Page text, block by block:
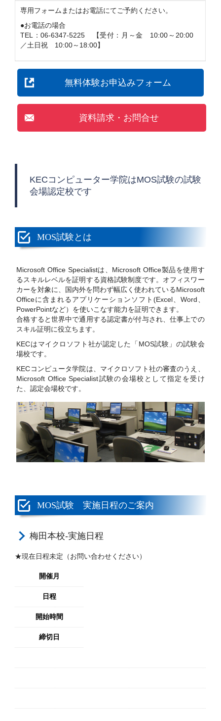
専用フォームまたはお電話にてご予約ください。
●お電話の場合
TEL：06-6347-5225 【受付：月～金 10:00～20:00
／土日祝 10:00～18:00】
無料体験お申込みフォーム
資料請求・お問合せ
KECコンピューター学院はMOS試験の試験
会場認定校です
MOS試験とは
Microsoft Office Specialistは、Microsoft Office製品を使用す
るスキルレベルを証明する資格試験制度です。オフィスワー
カーを対象に、国内外を問わず幅広く使われているMicrosoft
Officeに含まれるアプリケーションソフト(Excel、Word、
PowerPointなど）を使いこなす能力を証明できます。
合格すると世界中で通用する認定書が付与され、仕事上での
スキル証明に役立ちます。
KECはマイクロソフト社が認定した「MOS試験」の試験会
場校です。
KECコンピュータ学院は、マイクロソフト社の審査のうえ、
Microsoft Office Specialist試験の会場校として指定を受け
た、認定会場校です。
MOS試験 実施日程のご案内
梅田本校-実施日程
★現在日程未定（お問い合わせください）
開催月
日程
開始時間
締切日